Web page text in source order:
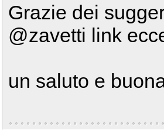
Grazie dei
@zavetti link
un saluto e